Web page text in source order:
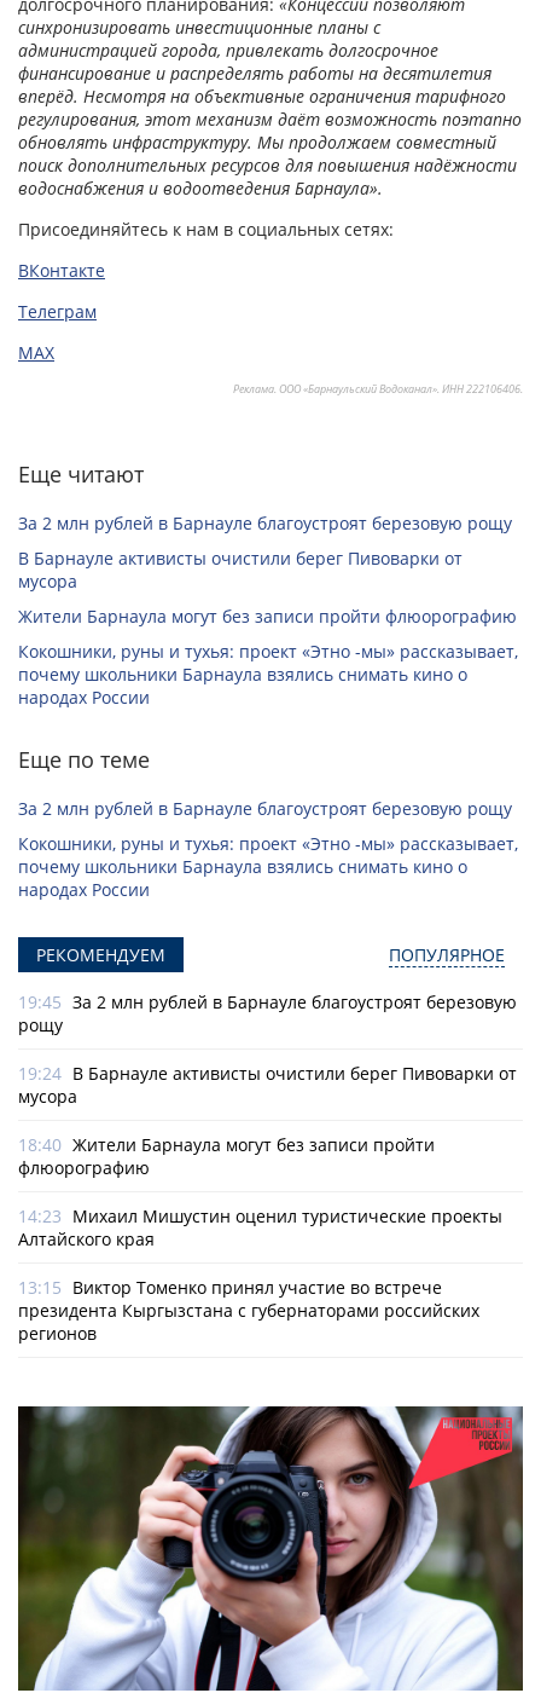
синхронизировать инвестиционные планы с
администрацией города, привлекать долгосрочное
финансирование и распределять работы на десятилетия
вперёд. Несмотря на объективные ограничения тарифного
регулирования, этот механизм даёт возможность поэтапно
обновлять инфраструктуру. Мы продолжаем совместный
поиск дополнительных ресурсов для повышения надёжности
водоснабжения и водоотведения Барнаула».
Присоединяйтесь к нам в социальных сетях:
ВКонтакте
Телеграм
MAX
Реклама. ООО «Барнаульский Водоканал». ИНН 222106406.
Еще читают
За 2 млн рублей в Барнауле благоустроят березовую рощу
В Барнауле активисты очистили берег Пивоварки от
мусора
Жители Барнаула могут без записи пройти флюорографию
Кокошники, руны и тухья: проект «Этно -мы» рассказывает,
почему школьники Барнаула взялись снимать кино о
народах России
Еще по теме
За 2 млн рублей в Барнауле благоустроят березовую рощу
Кокошники, руны и тухья: проект «Этно -мы» рассказывает,
почему школьники Барнаула взялись снимать кино о
народах России
РЕКОМЕНДУЕМ ПОПУЛЯРНОЕ
19:45 За 2 млн рублей в Барнауле благоустроят березовую
рощу
19:24 В Барнауле активисты очистили берег Пивоварки от
мусора
18:40 Жители Барнаула могут без записи пройти
флюорографию
14:23 Михаил Мишустин оценил туристические проекты
Алтайского края
13:15 Виктор Томенко принял участие во встрече
президента Кыргызстана с губернаторами российских
регионов